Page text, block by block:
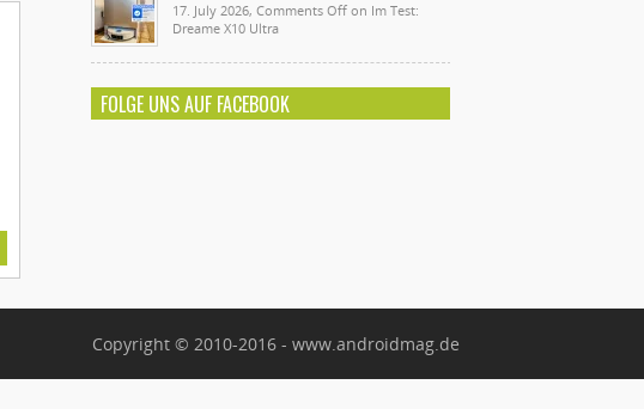
17. July 2026, Comments Off on Im Test:
Dreame X10 Ultra
FOLGE UNS AUF FACEBOOK
Copyright © 2010-2016 - www.androidmag.de